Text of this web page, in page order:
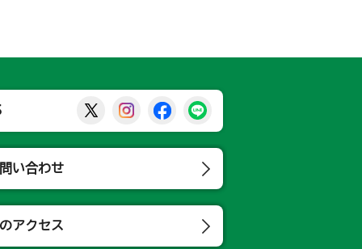
那須烏山市公式X
那須烏山市公式Instagram
那須烏山市公式Facebook
い合わせ
アクセス